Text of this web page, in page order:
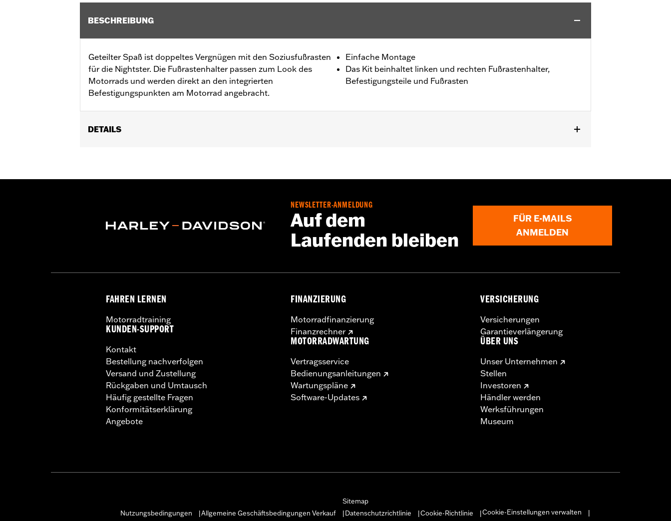
BESCHREIBUNG
Geteilter Spaß ist doppeltes Vergnügen mit den Soziusfußrasten
für die Nightster. Die Fußrastenhalter passen zum Look des
Motorrads und werden direkt an den integrierten
Befestigungspunkten am Motorrad angebracht.
Einfache Montage
Das Kit beinhaltet linken und rechten Fußrastenhalter,
Befestigungsteile und Fußrasten
DETAILS
In Einheiten erhältlich:Paar
NEWSLETTER-ANMELDUNG
Auf dem
Laufenden bleiben
FÜR E-MAILS
ANMELDEN
FAHREN LERNEN
Motorradtraining
KUNDEN-SUPPORT
Kontakt
Bestellung nachverfolgen
Versand und Zustellung
Rückgaben und Umtausch
Häufig gestellte Fragen
Konformitätserklärung
Angebote
FINANZIERUNG
Motorradfinanzierung
Finanzrechner
MOTORRADWARTUNG
Vertragsservice
Bedienungsanleitungen
Wartungspläne
Software-Updates
VERSICHERUNG
Versicherungen
Garantieverlängerung
ÜBER UNS
Unser Unternehmen
Stellen
Investoren
Händler werden
Werksführungen
Museum
Sitemap
Nutzungsbedingungen
Allgemeine Geschäftsbedingungen Verkauf Datenschutzrichtlinie Cookie-Richtlinie Cookie-Einstellungen verwalten